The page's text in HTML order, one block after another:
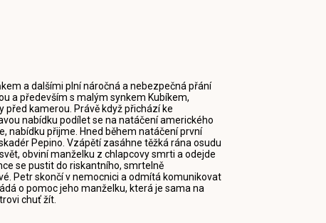
a dalšími plní náročná a nebezpečná přání
a především s malým synkem Kubíkem,
před kamerou. Právě když přichází ke
nabídku podílet se na natáčení amerického
nabídku přijme. Hned během natáčení první
Pepino. Vzápětí zasáhne těžká rána osudu
obviní manželku z chlapcovy smrti a odejde
se pustit do riskantního, smrtelně
Petr skončí v nemocnici a odmítá komunikovat
o pomoc jeho manželku, která je sama na
chuť žít.